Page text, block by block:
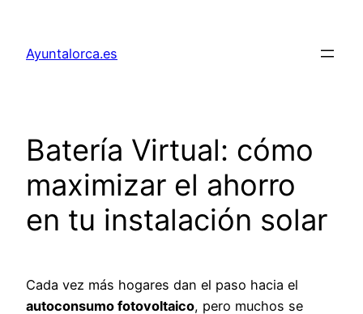
contenido
Ayuntalorca.es
Batería Virtual: cómo
maximizar el ahorro
en tu instalación solar
Cada vez más hogares dan el paso hacia el
autoconsumo fotovoltaico, pero muchos se